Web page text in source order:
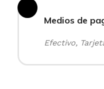
Medios de
Efectivo,